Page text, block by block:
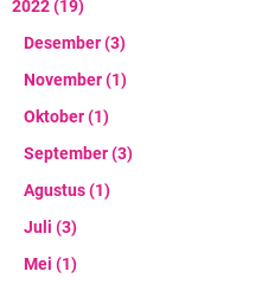
2022(19)
Desember(3)
November(1)
Oktober(1)
September(3)
Agustus(1)
Juli (3)
Mei (1)